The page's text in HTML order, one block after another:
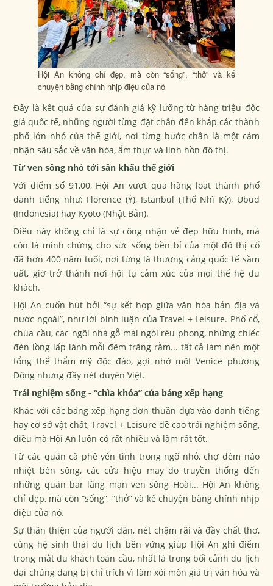
Hội An không chỉ đẹp, mà còn “sống”, “thở” và kể
chuyện bằng chính nhịp điệu của nó
Đây là kết quả của sự đánh giá kỹ lưỡng từ hàng triệu độc
giả quốc tế, những người từng đặt chân đến khắp các thành
phố lớn nhỏ của thế giới, nơi từng bước chân là một cảm
nhận sâu sắc về văn hóa, ẩm thực và linh hồn đô thị.
Từ ven sông nhỏ tới sân khấu thế giới
Với điểm số 91,00, Hội An vượt qua hàng loạt thành phố
danh tiếng như: Florence (Ý), Istanbul (Thổ Nhĩ Kỳ), Ubud
(Indonesia) hay Kyoto (Nhật Bản).
Điều này không chỉ là sự công nhận vẻ đẹp hữu hình, mà
còn là minh chứng cho sức sống bền bỉ của một đô thị cổ
đã hơn 400 năm tuổi, nơi từng là thương cảng quốc tế sầm
uất, giờ trở thành nơi hội tụ cảm xúc của mọi thế hệ du
khách.
Hội An cuốn hút bởi “sự kết hợp giữa văn hóa bản địa và
nước ngoài”, như lời bình luận của Travel + Leisure. Phố cổ,
chùa cầu, các ngôi nhà gỗ mái ngói rêu phong, những chiếc
đèn lồng lấp lánh mỗi đêm trăng rằm... tất cả làm nên một
tổng thể thẩm mỹ độc đáo, gợi nhớ một Venice phương
Đông nhưng đầy nét duyên Việt.
Trải nghiệm sống - “chìa khóa” của bảng xếp hạng
Khác với các bảng xếp hạng đơn thuần dựa vào danh tiếng
hay cơ sở vật chất, Travel + Leisure đề cao trải nghiệm sống,
điều mà Hội An luôn có rất nhiều và làm rất tốt.
Từ các quán cà phê yên tĩnh trong ngõ nhỏ, chợ đêm náo
nhiệt bên sông, các cửa hiệu may đo truyền thống đến
những quán bar lãng mạn ven sông Hoài... Hội An không
chỉ đẹp, mà còn “sống”, “thở” và kể chuyện bằng chính nhịp
điệu của nó.
Sự thân thiện của người dân, nét chậm rãi và đầy chất thơ,
cùng hệ sinh thái du lịch bền vững giúp Hội An ghi điểm
trong mắt du khách toàn cầu, nhất là trong bối cảnh du lịch
đại chúng đang bị chỉ trích vì làm xói mòn giá trị văn hóa và